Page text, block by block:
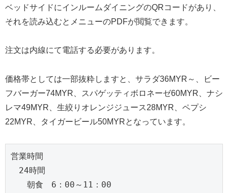
ベッドサイドにインルームダイニングのQRコードがあり、
それを読み込むとメニューのPDFが閲覧できます。
注文は内線にて電話する必要があります。
価格帯としては一部抜粋しますと、サラダ36MYR～、ビー
フバーガー74MYR、スパゲッティボロネーゼ60MYR、ナシ
レマ49MYR、生絞りオレンジジュース28MYR、ペプシ
22MYR、タイガービール50MYRとなっています。
営業時間
24時間
朝食　6：00～11：00